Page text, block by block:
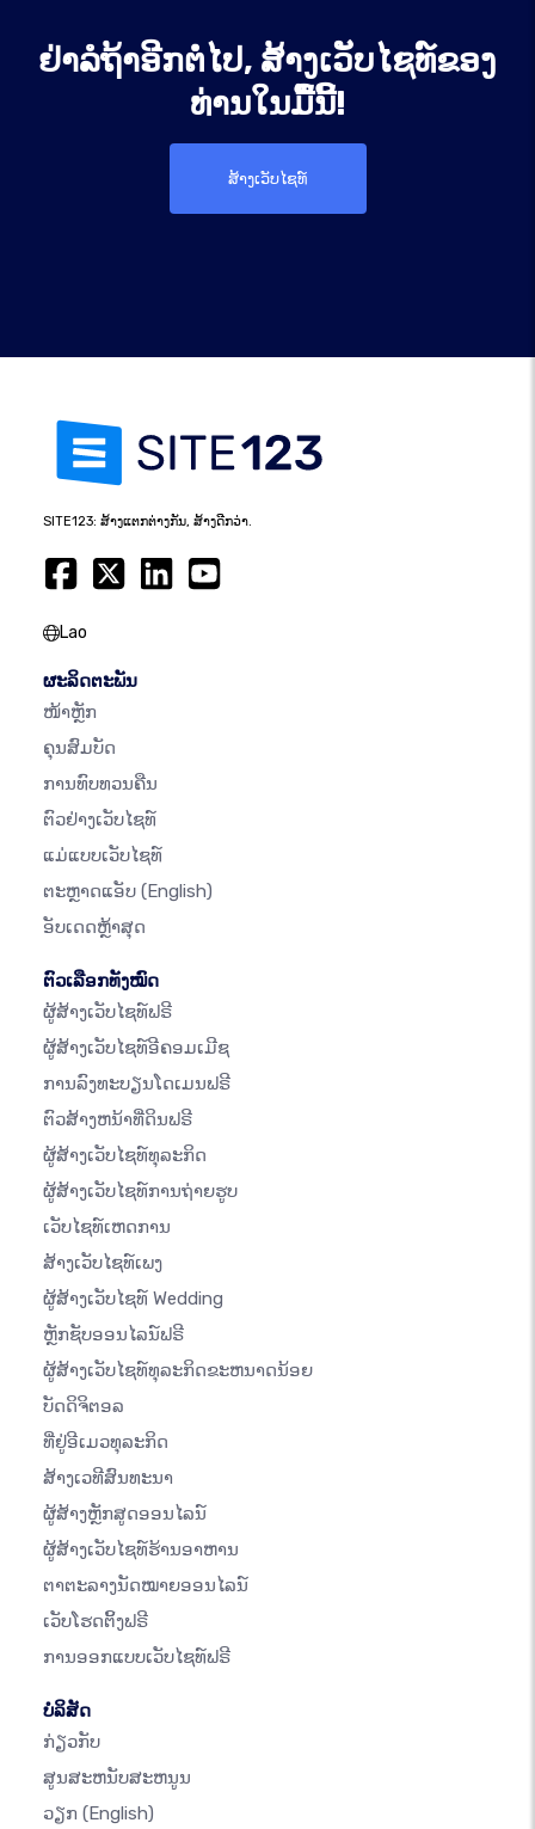
ຢ່າລໍຖ້າອີກຕໍ່ໄປ, ສ້າງເວັບໄຊທ໌ຂອງ
ທ່ານໃນມື້ນີ້!
ສ້າງເວັບໄຊທ໌
SITE123: ສ້າງແຕກຕ່າງກັນ, ສ້າງດີກວ່າ.
Lao
ຜະລິດຕະພັນ
ໜ້າຫຼັກ
ຄຸນສົມບັດ
ການທົບທວນຄືນ
ຕົວຢ່າງເວັບໄຊທ໌
ແມ່ແບບເວັບໄຊທ໌
ຕະຫຼາດແອັບ (English)
ອັບເດດຫຼ້າສຸດ
ຕົວເລືອກທັງໝົດ
ຜູ້ສ້າງເວັບໄຊທ໌ຟຣີ
ຜູ້ສ້າງເວັບໄຊທ໌ອີຄອມເມີຊ
ການລົງທະບຽນໂດເມນຟຣີ
ຕົວສ້າງຫນ້າທີ່ດິນຟຣີ
ຜູ້ສ້າງເວັບໄຊທ໌ທຸລະກິດ
ຜູ້ສ້າງເວັບໄຊທ໌ການຖ່າຍຮູບ
ເວັບໄຊທ໌ເຫດການ
ສ້າງເວັບໄຊທ໌ເພງ
ຜູ້ສ້າງເວັບໄຊທ໌ Wedding
ຫຼັກຊັບອອນໄລນ໌ຟຣີ
ຜູ້ສ້າງເວັບໄຊທ໌ທຸລະກິດຂະຫນາດນ້ອຍ
ບັດດິຈິຕອລ
ທີ່ຢູ່ອີເມວທຸລະກິດ
ສ້າງເວທີສົນທະນາ
ຜູ້ສ້າງຫຼັກສູດອອນໄລນ໌
ຜູ້ສ້າງເວັບໄຊທ໌ຮ້ານອາຫານ
ຕາຕະລາງນັດໝາຍອອນໄລນ໌
ເວັບໂຮດຕິ້ງຟຣີ
ການອອກແບບເວັບໄຊທ໌ຟຣີ
ບໍລິສັດ
ກ່ຽວກັບ
ສູນສະຫນັບສະຫນູນ
ວຽກ (English)